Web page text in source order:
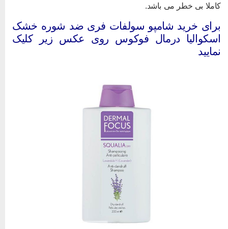
بی خطر می باشد.
خرید شامپو سولفات فری ضد شوره خشک
درمال فوکوس روی عکس زیر کلیک